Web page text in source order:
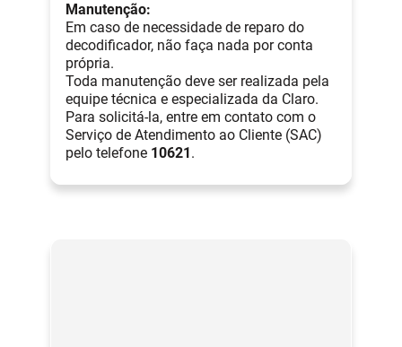
Manutenção:
Em caso de necessidade de reparo do
decodificador, não faça nada por conta
própria.
Toda manutenção deve ser realizada pela
equipe técnica e especializada da Claro.
Para solicitá-la, entre em contato com o
Serviço de Atendimento ao Cliente (SAC)
pelo telefone 10621.